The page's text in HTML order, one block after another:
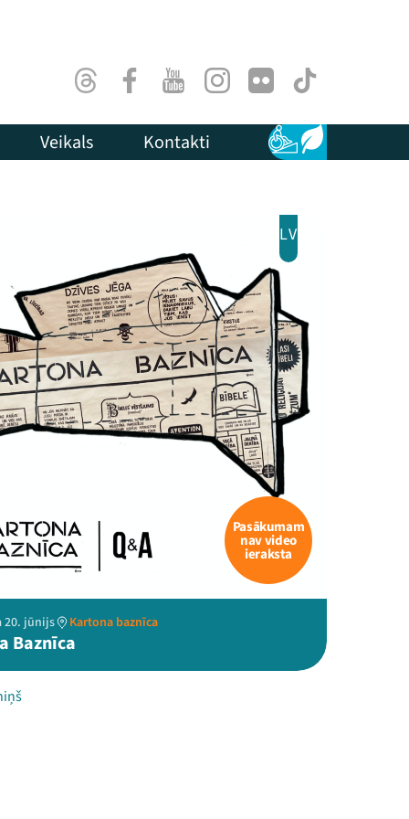
ThreadsFacebookYoutubeInstagram
Flick TikTok
Veikals Kontakti Pieejamība
Ilgtspēja
LV
Pasākumam
nav video
ieraksta
20. jūnijs Kartona baznīca
Baznīca